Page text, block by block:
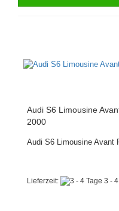
Audi S6 Limousine
2000
Audi S6 Limousine Avant
Lieferzeit: 3 -